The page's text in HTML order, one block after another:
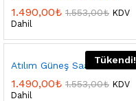
1.490,00₺ 1.553,00₺ KDV
Dahil
Tükendi!
Atılım Güneş Saat
1.490,00₺ 1.553,00₺ KDV
Dahil